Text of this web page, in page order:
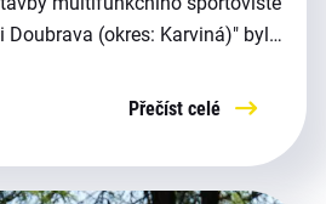
(okres: Karviná)" byl
pro místní rozvoj.
Přečíst celé